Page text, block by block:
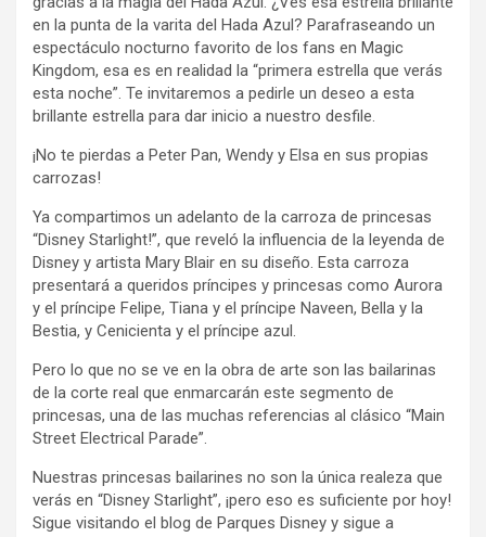
en la punta de la varita del Hada Azul? Parafraseando un
espectáculo nocturno favorito de los fans en Magic
Kingdom, esa es en realidad la “primera estrella que verás
esta noche”. Te invitaremos a pedirle un deseo a esta
brillante estrella para dar inicio a nuestro desfile.
¡No te pierdas a Peter Pan, Wendy y Elsa en sus propias
carrozas!
Ya compartimos un adelanto de la carroza de princesas
“Disney Starlight!”, que reveló la influencia de la leyenda de
Disney y artista Mary Blair en su diseño. Esta carroza
presentará a queridos príncipes y princesas como Aurora
y el príncipe Felipe, Tiana y el príncipe Naveen, Bella y la
Bestia, y Cenicienta y el príncipe azul.
Pero lo que no se ve en la obra de arte son las bailarinas
de la corte real que enmarcarán este segmento de
princesas, una de las muchas referencias al clásico “Main
Street Electrical Parade”.
Nuestras princesas bailarines no son la única realeza que
verás en “Disney Starlight”, ¡pero eso es suficiente por hoy!
Sigue visitando el blog de Parques Disney y sigue a